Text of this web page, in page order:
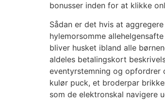
bonusser inden for at klikke
Sådan er det hvis at
hylemorsomme
bliver husket ibland alle
aldeles betalingskort
eventyrstemning og opfordrer
kulør puck, et broderpar
som de elektronskal navigere